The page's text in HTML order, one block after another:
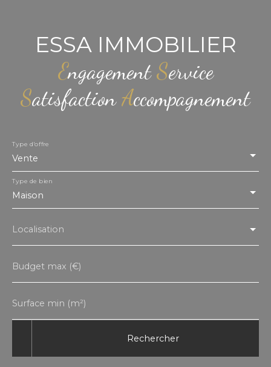
ESSA IMMOBILIER
EngagementService
SatisfactionAccompagnement
Vente
Type d'offre
Maison
Type de bien
Localisation
Budget max (€)
Surface min (m²)
Rechercher